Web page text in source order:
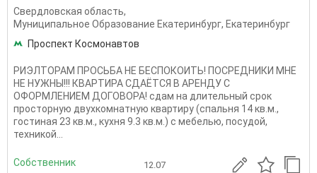
Свердловская область,
Муниципальное Образование Екатеринбург, Екатеринбург
Проспект Космонавтов
РИЭЛТОРАМ ПРОСЬБА НЕ БЕСПОКОИТЬ! ПОСРЕДНИКИ МНЕ
НЕ НУЖНЫ!!! КВАРТИРА СДАЁТСЯ В АРЕНДУ С
ОФОРМЛЕНИЕМ ДОГОВОРА! сдам на длительный срок
просторную двухкомнатную квартиру (спальня 14 кв.м.,
гостиная 23 кв.м., кухня 9.3 кв.м.) с мебелью, посудой,
техникой...
Собственник 12.07